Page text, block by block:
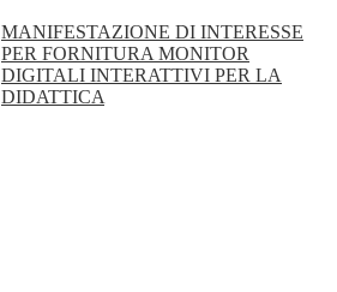
MANIFESTAZIONE DI INTERESSE
PER FORNITURA MONITOR
DIGITALI INTERATTIVI PER LA
DIDATTICA